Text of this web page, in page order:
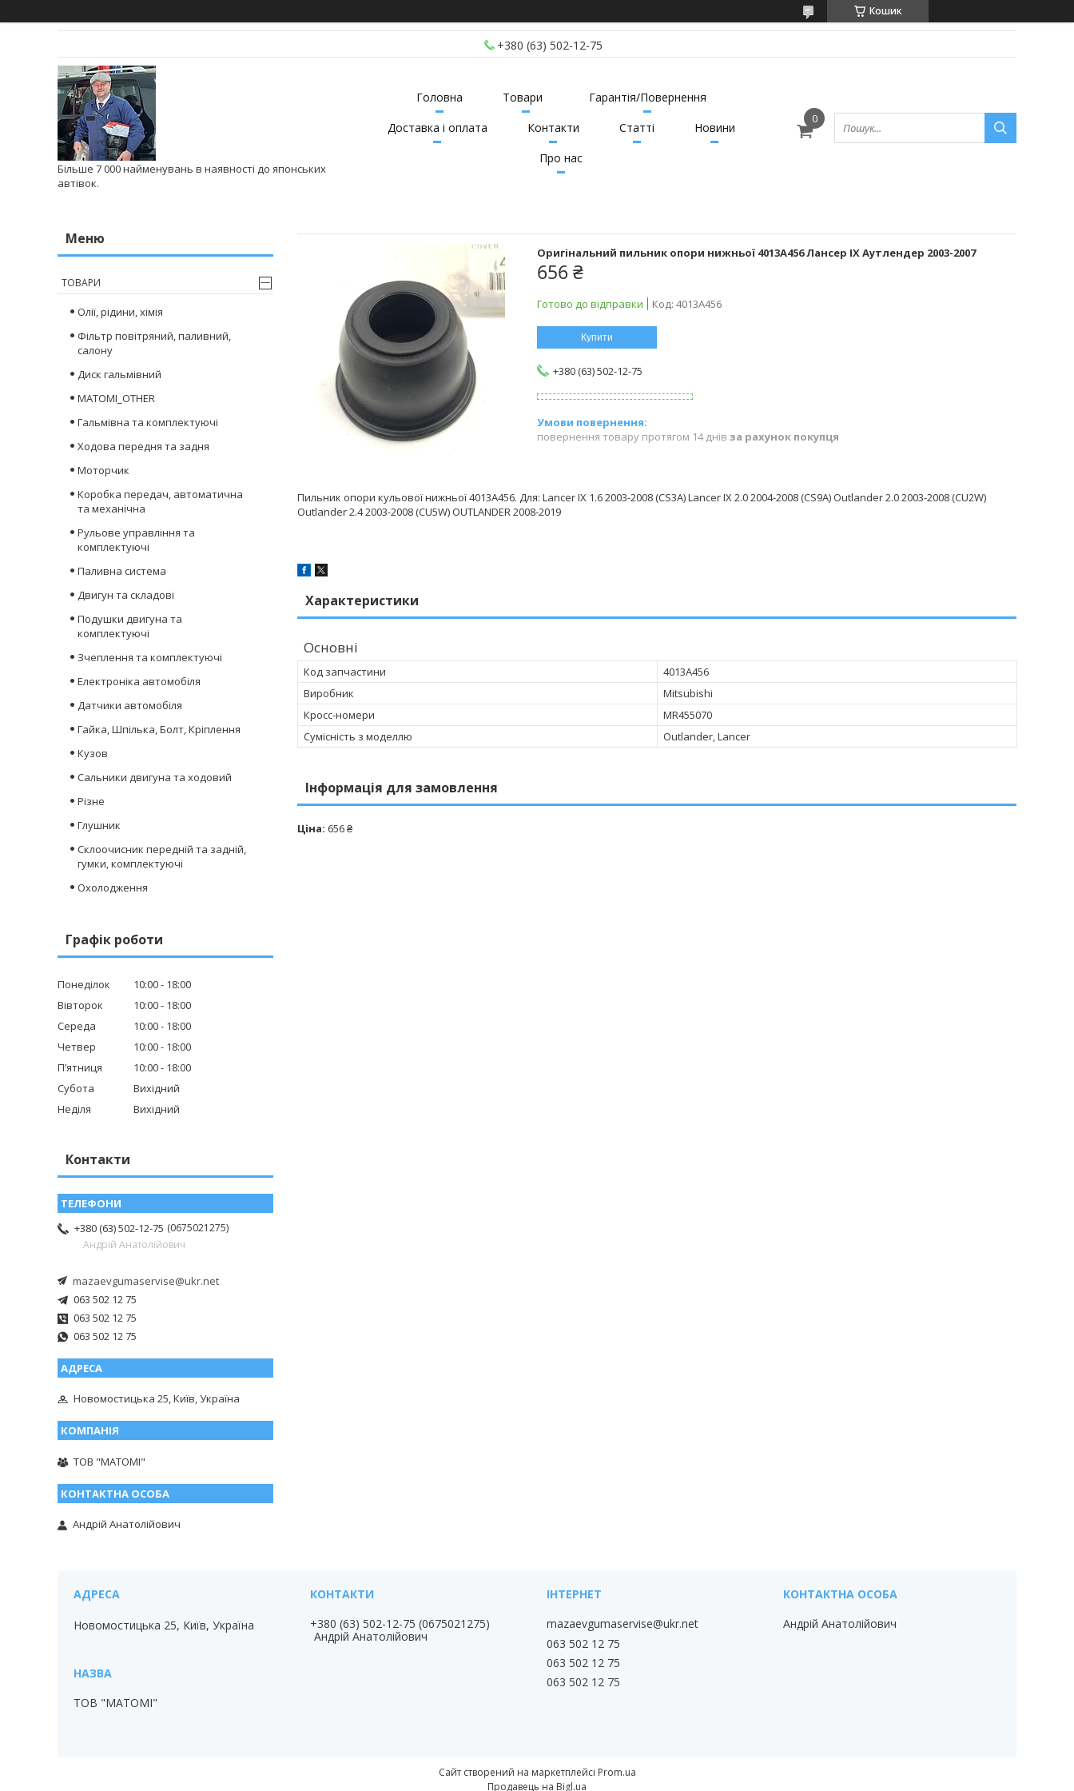
Кошик
+380 (63) 502-12-75
Більше 7 000 найменувань в наявності до японських
автівок.
Головна Товари
Гарантія/Повернення
Доставка і оплата
Контакти Статті
Новини
Про нас
Оригінальний пильник опори нижньої 4013A456 Лансер IX Аутлендер 2003-2007
656 ₴
Готово до відправки Код: 4013A456
Купити
+380 (63) 502-12-75
повернення товару протягом 14 днів за рахунок покупця
Пильник опори кульової нижньої 4013A456. Для: Lancer IX 1.6 2003-2008 (CS3A) Lancer IX 2.0 2004-2008 (CS9A) Outlander 2.0 2003-2008 (CU2W)
Outlander 2.4 2003-2008 (CU5W) OUTLANDER 2008-2019
Характеристики
Основні
Код запчастини
4013A456
Виробник
Mitsubishi
Кросс-номери
MR455070
Сумісність з моделлю
Outlander, Lancer
Інформація для замовлення
Ціна: 656 ₴
ТОВАРИ
Олії, рідини, хімія
Фільтр повітряний, паливний,
салону
Диск гальмівний
MATOMI_OTHER
Гальмівна та комплектуючі
Ходова передня та задня
Моторчик
Коробка передач, автоматична
та механічна
Рульове управління та
комплектуючі
Паливна система
Двигун та складові
Подушки двигуна та
комплектуючі
Зчеплення та комплектуючі
Електроніка автомобіля
Датчики автомобіля
Гайка, Шпілька, Болт, Кріплення
Кузов
Сальники двигуна та ходовий
Різне
Глушник
Склоочисник передній та задній,
гумки, комплектуючі
Охолодження
Графік роботи
Понеділок 10:00
18:00
Вівторок
10:00
18:00
Середа
10:00
18:00
Четвер
10:00
18:00
Пʼятниця
10:00
18:00
Субота
Вихідний
Неділя
Вихідний
Контакти
+380 (63) 502-12-75 0675021275
Андрій Анатолійович
mazaevgumaservise@ukr.net
063 502 12 75
063 502 12 75
063 502 12 75
Новомостицька 25, Київ, Україна
ТОВ "МАТОМІ"
Андрій Анатолійович
Новомостицька 25, Київ, Україна
ТОВ "МАТОМІ"
+380 (63) 502-12-75 0675021275
Андрій Анатолійович
mazaevgumaservise@ukr.net
063 502 12 75
063 502 12 75
063 502 12 75
Андрій Анатолійович
Сайт створений на маркетплейсі Prom.ua
Продавець на Bigl.ua